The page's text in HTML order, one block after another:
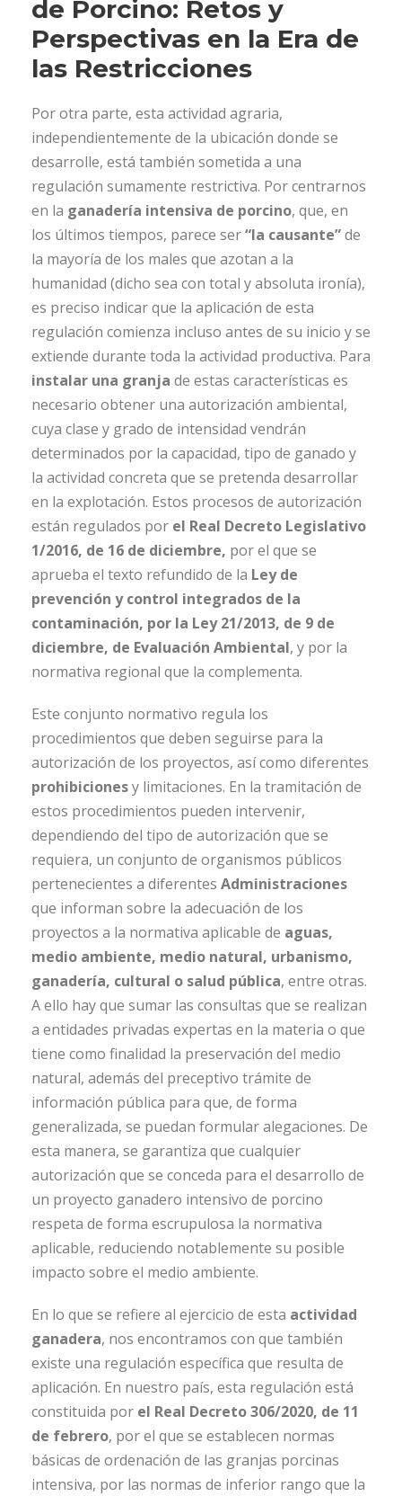
de Porcino: Retos y
Perspectivas en la Era de
las Restricciones
Por otra parte, esta actividad agraria,
independientemente de la ubicación donde se
desarrolle, está también sometida a una
regulación sumamente restrictiva. Por centrarnos
en la ganadería intensiva de porcino, que, en
los últimos tiempos, parece ser“la causante”de
la mayoría de los males que azotan a la
humanidad (dicho sea con total y absoluta ironía),
es preciso indicar que la aplicación de esta
regulación comienza incluso antes de su inicio y se
extiende durante toda la actividad productiva. Para
instalar una granja de estas características es
necesario obtener una autorización ambiental,
cuya clase y grado de intensidad vendrán
determinados por la capacidad, tipo de ganado y
la actividad concreta que se pretenda desarrollar
en la explotación. Estos procesos de autorización
están regulados por el Real Decreto Legislativo
1/2016, de 16 de diciembre, por el que se
aprueba el texto refundido de la Ley de
prevención y control integrados de la
contaminación, por la Ley 21/2013, de 9 de
diciembre, de Evaluación Ambiental, y por la
normativa regional que la complementa.
Este conjunto normativo regula los
procedimientos que deben seguirse para la
autorización de los proyectos, así como diferentes
prohibicionesy limitaciones. En la tramitación de
estos procedimientos pueden intervenir,
dependiendo del tipo de autorización que se
requiera, un conjunto de organismos públicos
pertenecientes a diferentes Administraciones
que informan sobre la adecuación de los
proyectos a la normativa aplicable de aguas,
medio ambiente, medio natural, urbanismo,
ganadería, cultural o salud pública, entre otras.
A ello hay que sumar las consultas que se realizan
a entidades privadas expertas en la materia o que
tiene como finalidad la preservación del medio
natural, además del preceptivo trámite de
información pública para que, de forma
generalizada, se puedan formular alegaciones. De
esta manera, se garantiza que cualquier
autorización que se conceda para el desarrollo de
un proyecto ganadero intensivo de porcino
respeta de forma escrupulosa la normativa
aplicable, reduciendo notablemente su posible
impacto sobre el medio ambiente.
En lo que se refiere al ejercicio de esta actividad
ganadera, nos encontramos con que también
existe una regulación específica que resulta de
aplicación. En nuestro país, esta regulación está
constituida por el Real Decreto 306/2020, de 11
de febrero, por el que se establecen normas
básicas de ordenación de las granjas porcinas
intensiva, por las normas de inferior rango que la